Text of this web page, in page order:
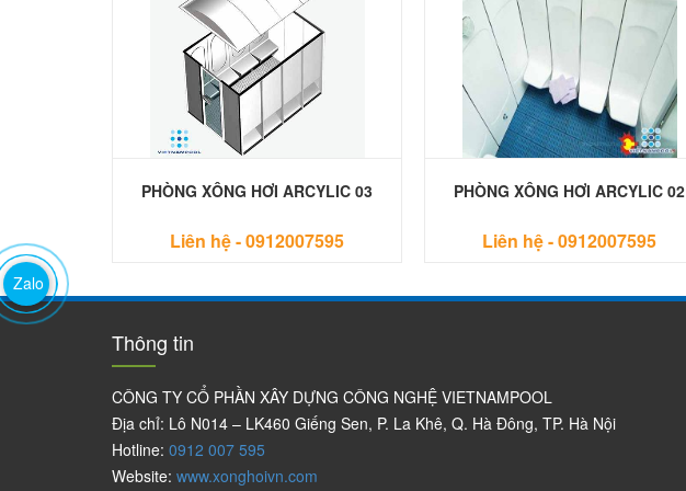
PHÒNG XÔNG HƠI ARCYLIC 03
Liên hệ -0912007595
PHÒNG XÔNG HƠI ARCYLIC 02
Liên hệ -0912007595
Thông tin
CÔNG TY CỔ PHẦN XÂY DỰNG CÔNG NGHỆ VIETNAMPOOL
Địa chỉ: Lô N014 – LK460 Giếng Sen, P. La Khê, Q. Hà Đông, TP. Hà Nội
Hotline: 0912 007 595
Website: www.xonghoivn.com
Zalo